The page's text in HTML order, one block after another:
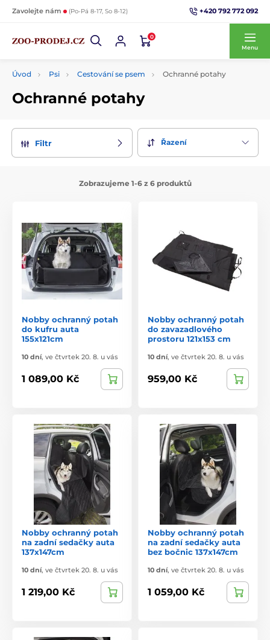
Zavolejte nám (Po-Pá 8-17, So 8-12) +420 792 772 092
0
Menu
Úvod Psi Cestování se psem Ochranné potahy
Ochranné potahy
Filtr Řazení
Zobrazujeme 1-6 z 6 produktů
Nobby ochranný potah
do kufru auta
155x121cm
10 dní, ve čtvrtek 20. 8. u vás
1 089,00 Kč
Nobby ochranný potah
do zavazadlového
prostoru 121x153 cm
10 dní, ve čtvrtek 20. 8. u vás
959,00 Kč
Nobby ochranný potah
na zadní sedačky auta
137x147cm
10 dní, ve čtvrtek 20. 8. u vás
1 219,00 Kč
Nobby ochranný potah
na zadní sedačky auta
bez bočnic 137x147cm
10 dní, ve čtvrtek 20. 8. u vás
1 059,00 Kč